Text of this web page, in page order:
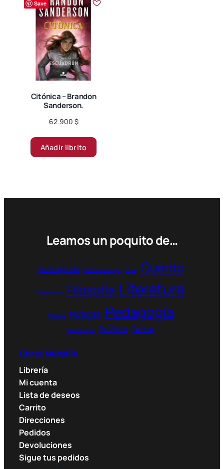
Save
Citónica – Brandon
Sanderson.
62.900 $
Añadir librito
Leamos un poquito de…
Autoayuda Bibliotecología Cine Cuento
Depresión Filosofía Literatura
Música Noticias Pedagogía
Personajes Política Terror
Libros Medellín
Librería
Mi cuenta
Lista de deseos
Carrito
Direcciones
Pedidos
Devoluciones
Sigue tus pedidos